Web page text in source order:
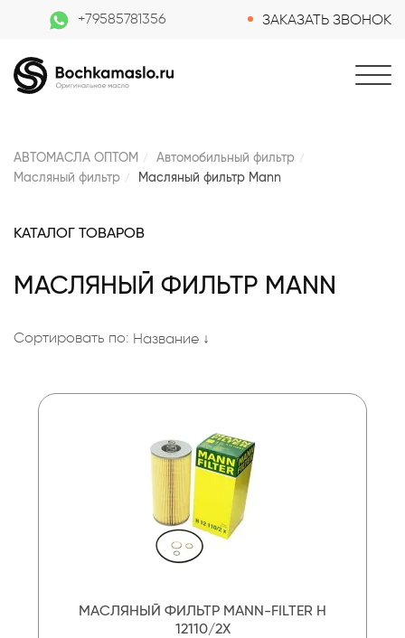
+79585781356 ЗАКАЗАТЬ ЗВОНОК
АВТОМАСЛА ОПТОМ
Автомобильный фильтр
Масляный фильтр
Масляный фильтр Mann
КАТАЛОГ ТОВАРОВ
МАСЛЯНЫЙ ФИЛЬТР MANN
Сортировать по: Название ↓
МАСЛЯНЫЙ ФИЛЬТР MANN-FILTER H
12110/2X